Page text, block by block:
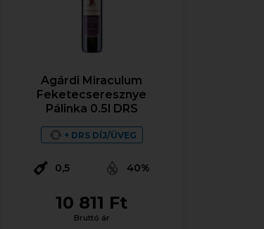
Agárdi Miraculum
Feketecseresznye
Pálinka 0.5l DRS
+ DRS DÍJ/ÜVEG
0,5 40%
10 811 Ft
Bruttó ár